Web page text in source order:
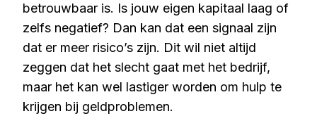
betrouwbaar is. Is jouw eigen kapitaal laag of
zelfs negatief? Dan kan dat een signaal zijn
dat er meer risico’s zijn. Dit wil niet altijd
zeggen dat het slecht gaat met het bedrijf,
maar het kan wel lastiger worden om hulp te
krijgen bij geldproblemen.